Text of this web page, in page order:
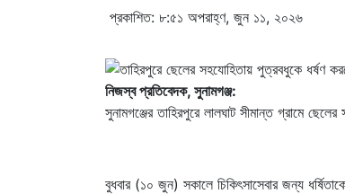
প্রকাশিত: ৮:৫১ অপরাহ্ণ, জুন ১১, ২০২৬
নিজস্ব প্রতিবেদক, সুনামগঞ্জ:
সুনামগঞ্জের তাহিরপুরে লালঘাট সীমান্ত গ্রামে
বুধবার (১০ জুন) সকালে চিকিৎসাসেবার জন্য